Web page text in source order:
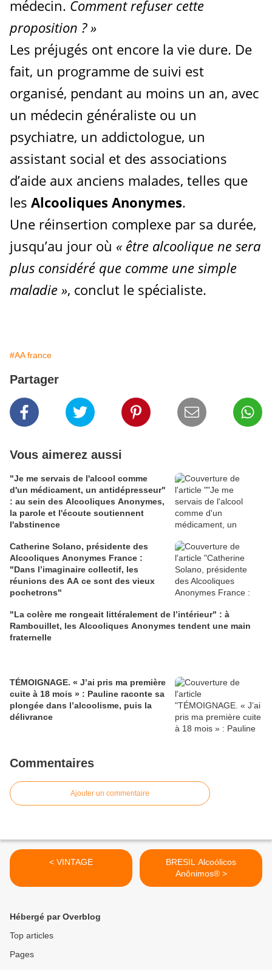
médecin. Comment refuser cette
proposition ? »
Les préjugés ont encore la vie dure. De
fait, un programme de suivi est
organisé, pendant au moins un an, avec
un médecin généraliste ou un
psychiatre, un addictologue, un
assistant social et des associations
d’aide aux anciens malades, telles que
les Alcooliques Anonymes.
Une réinsertion complexe par sa durée,
jusqu’au jour où « être alcoolique ne sera
plus considéré que comme une simple
maladie », conclut le spécialiste.
#AA france
Partager
Vous aimerez aussi
"Je me servais de l'alcool comme
d'un médicament, un antidépresseur"
: au sein des Alcooliques Anonymes,
la parole et l'écoute soutiennent
l'abstinence
Catherine Solano, présidente des
Alcooliques Anonymes France :
"Dans l’imaginaire collectif, les
réunions des AA ce sont des vieux
pochetrons"
"La colère me rongeait littéralement de l’intérieur" : à
Rambouillet, les Alcooliques Anonymes tendent une main
fraternelle
TÉMOIGNAGE. « J’ai pris ma première
cuite à 18 mois » : Pauline raconte sa
plongée dans l’alcoolisme, puis la
délivrance
Commentaires
Ajouter un commentaire
< VINTAGE
BRESIL Alcoólicos
Anônimos® >
Hébergé par Overblog
Top articles
Pages